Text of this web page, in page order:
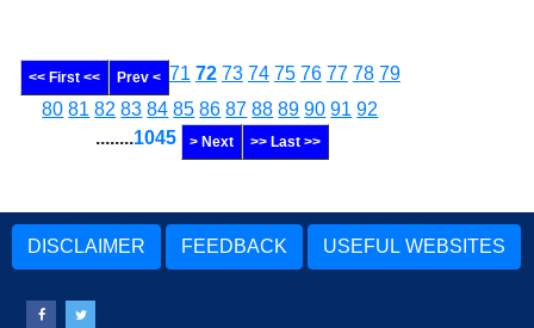
<< First << Prev < 71 72 73 74 75 76 77 78 79
80 81 82 83 84 85 86 87 88 89 90 91 92
........1045 > Next >> Last >>
DISCLAIMER FEEDBACK USEFUL WEBSITES